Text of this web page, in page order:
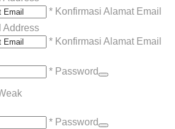
* Konfirmasi Alamat Email
Address
* Konfirmasi Alamat Email
* Password
* Password